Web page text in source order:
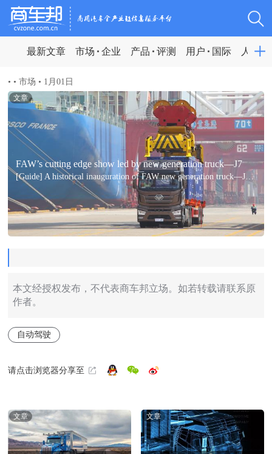
最新文章 市场 企业 产品 评测 用户 国际 人物
• • 市场 • 1月01日
文章
FAW’s cutting edge show led by new generation truck—J7
[Guide] A historical inauguration of FAW new generation truck—J7 and L4 autonomous truck without cab for port transportation demonstrates FAW’s power.
本文经授权发布，不代表商车邦立场。如若转载请联系原
作者。
自动驾驶
请点击浏览器分享至
文章 文章